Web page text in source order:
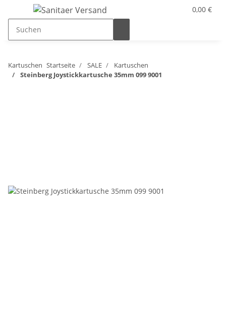
0,00 €
Kartuschen Startseite SALE
Kartuschen
Steinberg Joystickkartusche 35mm 099 9001